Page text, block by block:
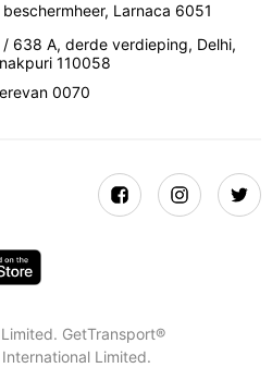
beschermheer, Larnaca 6051
/ 638 A, derde verdieping, Delhi,
110058
0070
GetTransport®
Limited.